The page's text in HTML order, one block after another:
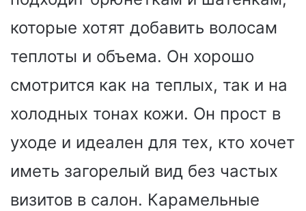
которые хотят добавить волосам
теплоты и объема. Он хорошо
смотрится как на теплых, так и на
холодных тонах кожи. Он прост в
уходе и идеален для тех, кто хочет
иметь загорелый вид без частых
визитов в салон. Карамельные